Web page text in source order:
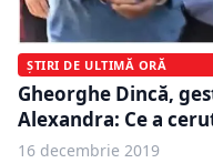
ȘTIRI DE ULTIMĂ ORĂ
Gheorghe Dincă,
Alexandra: Ce a
16 decembrie 2019